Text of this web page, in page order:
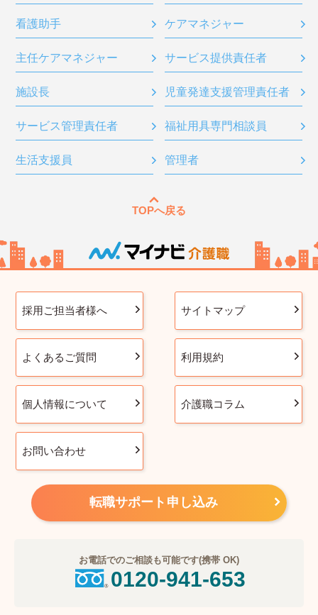
看護助手 ケアマネジャー
主任ケアマネジャー サービス提供責任者
施設長 児童発達支援管理責任者
サービス管理責任者 福祉用具専門相談員
生活支援員 管理者
TOPへ戻る
採用ご担当者様へ サイトマップ
よくあるご質問 利用規約
個人情報について 介護職コラム
お問い合わせ
転職サポート申し込み
お電話でのご相談も可能です(携帯 OK)
0120-941-653